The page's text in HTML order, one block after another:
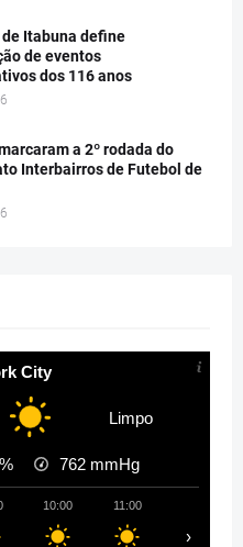
Itabuna define
de eventos
dos 116 anos
a 2º rodada do
Interbairros de Futebol de
City
Limpo
762 mmHg
10:00 11:00
›